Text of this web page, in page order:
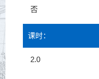
否
课时：
2.0